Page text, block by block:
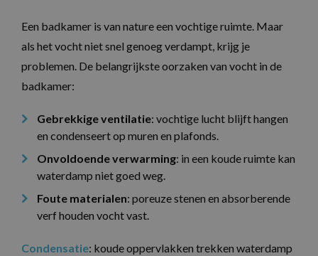
Een badkamer is van nature een vochtige ruimte. Maar
als het vocht niet snel genoeg verdampt, krijg je
problemen. De belangrijkste oorzaken van vocht in de
badkamer:
Gebrekkige ventilatie: vochtige lucht blijft hangen
en condenseert op muren en plafonds.
Onvoldoende verwarming: in een koude ruimte kan
waterdamp niet goed weg.
Foute materialen: poreuze stenen en absorberende
verf houden vocht vast.
Condensatie: koude oppervlakken trekken waterdamp